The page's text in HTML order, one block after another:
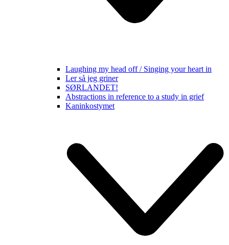
Laughing my head off / Singing your heart in
Ler så jeg griner
SØRLANDET!
Abstractions in reference to a study in grief
Kaninkostymet